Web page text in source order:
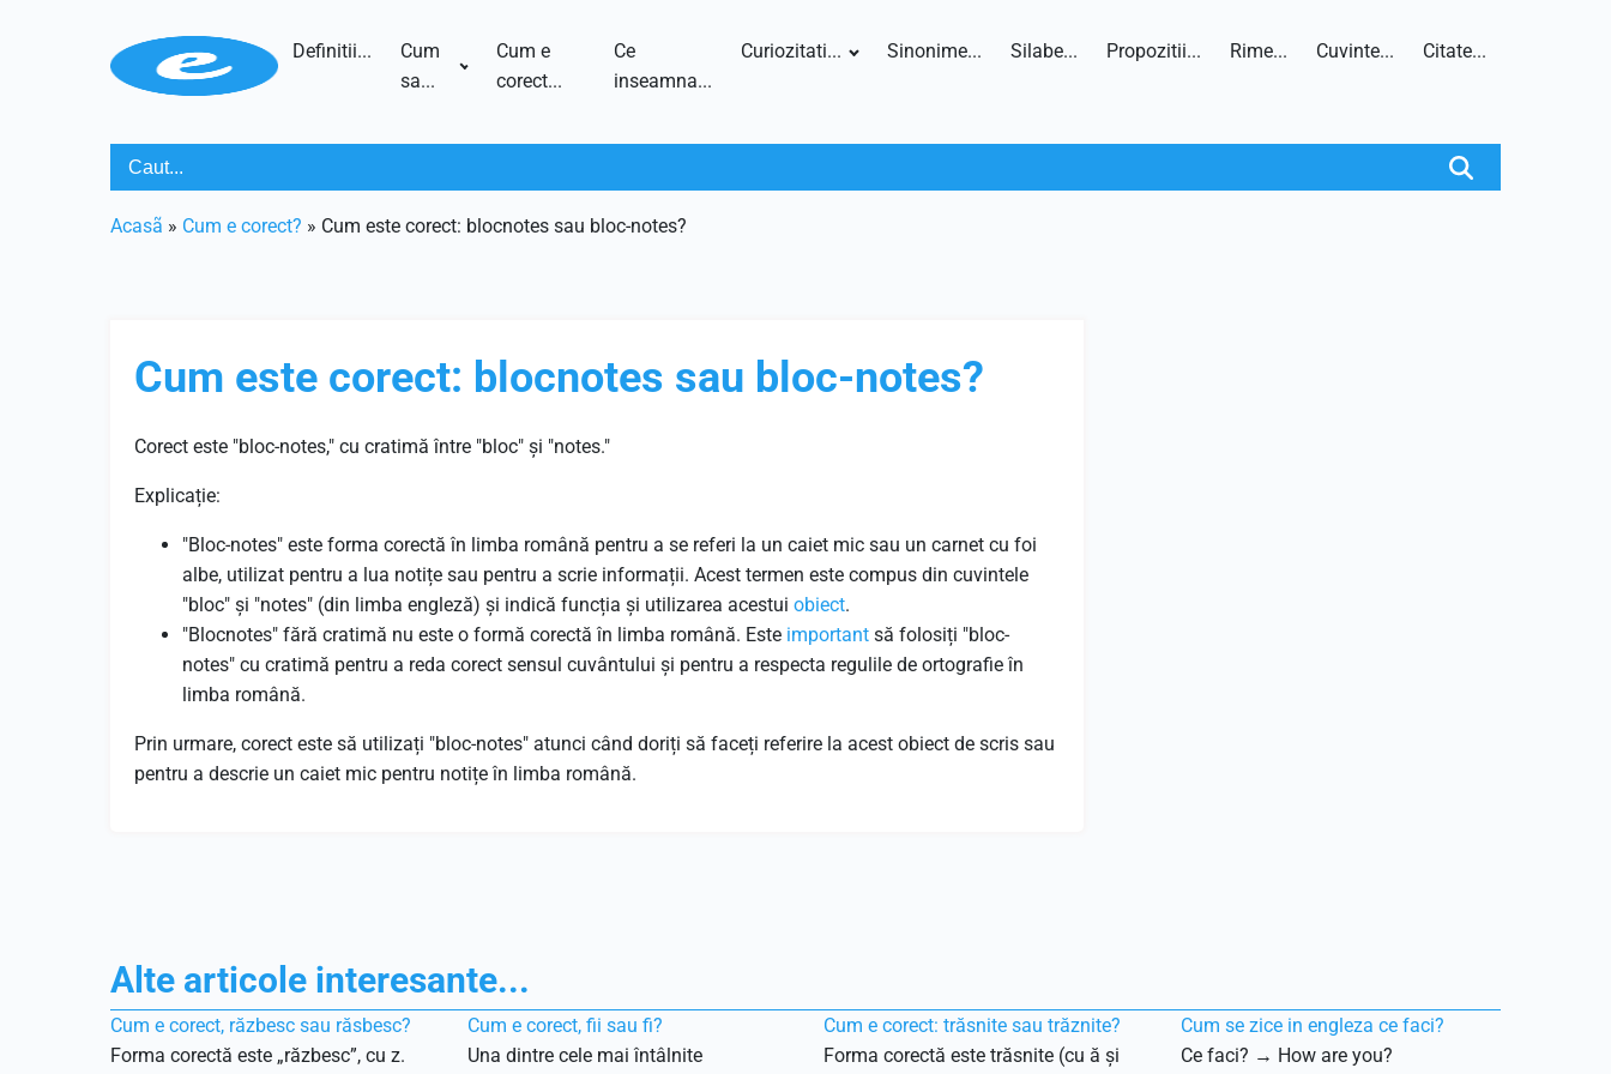
Definitii...
Cum
sa...
Cum e
corect...
Ce
inseamna...
Curiozitati... Sinonime... Silabe... Propozitii... Rime... Cuvinte... Citate...
Acasã » Cum e corect? » Cum este corect: blocnotes sau bloc-notes?
Cum este corect: blocnotes sau bloc-notes?
Corect este "bloc-notes," cu cratimă între "bloc" și "notes."
Explicație:
"Bloc-notes" este forma corectă în limba română pentru a se referi la un caiet mic sau un carnet cu foi
albe, utilizat pentru a lua notițe sau pentru a scrie informații. Acest termen este compus din cuvintele
"bloc" și "notes" (din limba engleză) și indică funcția și utilizarea acestui obiect.
"Blocnotes" fără cratimă nu este o formă corectă în limba română. Este important să folosiți "bloc-
notes" cu cratimă pentru a reda corect sensul cuvântului și pentru a respecta regulile de ortografie în
limba română.
Prin urmare, corect este să utilizați "bloc-notes" atunci când doriți să faceți referire la acest obiect de scris sau
pentru a descrie un caiet mic pentru notițe în limba română.
Alte articole interesante...
Cum e corect, răzbesc sau răsbesc?
Forma corectă este „răzbesc”, cu z.
Cum e corect, fii sau fi?
Una dintre cele mai întâlnite
Cum e corect: trăsnite sau trăznite?
Forma corectă este trăsnite (cu ă și
Cum se zice in engleza ce faci?
Ce faci? → How are you?